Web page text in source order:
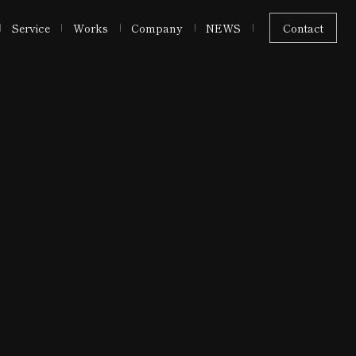
Service Works Company NEWS Contact